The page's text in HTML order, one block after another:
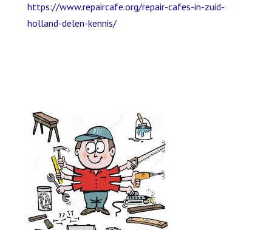
https://www.repaircafe.org/repair-cafes-in-zuid-
holland-delen-kennis/